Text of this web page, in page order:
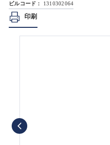
ビルコード： 1310302064
印刷